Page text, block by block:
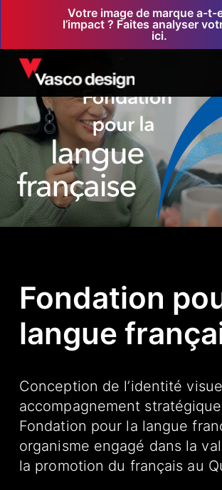
main
content
Votre image de marque a-t-
l’impact ? Faites analyser
ici.
Fondation
langue
Conception de l’identité
accompagnement
Fondation pour la langue
organisme engagé dans la
la promotion du français au